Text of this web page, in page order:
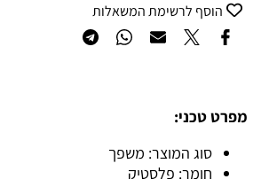
הוסף לרשימת המשאלות
מפרט טכני:
סוג המוצר: משפך
חומר: פלסטיק